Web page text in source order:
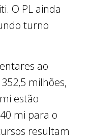
O PL ainda
turno
ao
milhões,
estão
mi para o
resultam